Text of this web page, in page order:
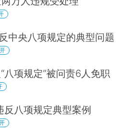
中央八项规定的典型问题
八项规定”被问责6人免职
反八项规定典型案例